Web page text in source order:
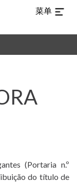
菜单
(Portaria n.º
do título de